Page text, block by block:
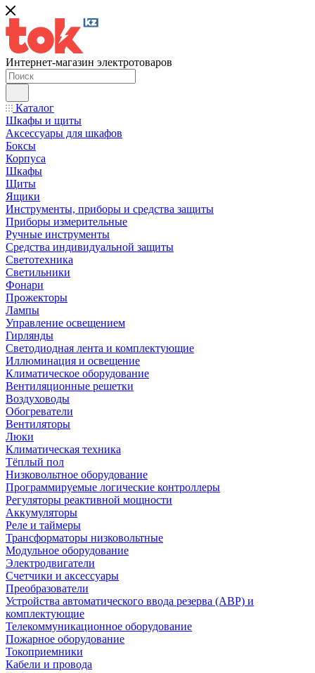
Интернет-магазин электротоваров
Каталог
Шкафы и щиты
Аксессуары для шкафов
Боксы
Корпуса
Шкафы
Щиты
Ящики
Инструменты, приборы и средства защиты
Приборы измерительные
Ручные инструменты
Средства индивидуальной защиты
Светотехника
Светильники
Фонари
Прожекторы
Лампы
Управление освещением
Гирлянды
Светодиодная лента и комплектующие
Иллюминация и освещение
Климатическое оборудование
Вентиляционные решетки
Воздуховоды
Обогреватели
Вентиляторы
Люки
Климатическая техника
Тёплый пол
Низковольтное оборудование
Программируемые логические контроллеры
Регуляторы реактивной мощности
Аккумуляторы
Реле и таймеры
Трансформаторы низковольтные
Модульное оборудование
Электродвигатели
Счетчики и аксессуары
Преобразователи
Устройства автоматического ввода резерва (АВР) и
комплектующие
Телекоммуникационное оборудование
Пожарное оборудование
Токоприемники
Кабели и провода